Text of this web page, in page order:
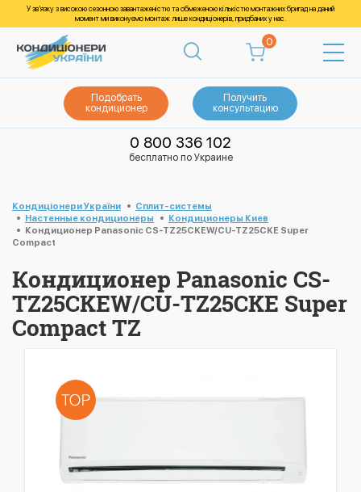
У зв’язку з високою сезонною завантаженістю та обмеженою кількістю монтажних бригад на даний
момент ми виконуємо монтаж лише кондиціонерів, придбаних у нас.
0
Подобрать
кондиционер
Получить
консультацию
0 800 336 102
бесплатно по Украине
Кондиціонери України
Cплит-системы
Настенные кондиционеры
Кондиционеры Киев
Кондиционер Panasonic CS-TZ25CKEW/CU-TZ25CKE Super
Compact
Кондиционер Panasonic CS-
TZ25CKEW/CU-TZ25CKE Super
Compact TZ